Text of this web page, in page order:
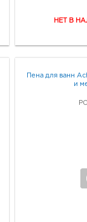
Пена для ванн
и